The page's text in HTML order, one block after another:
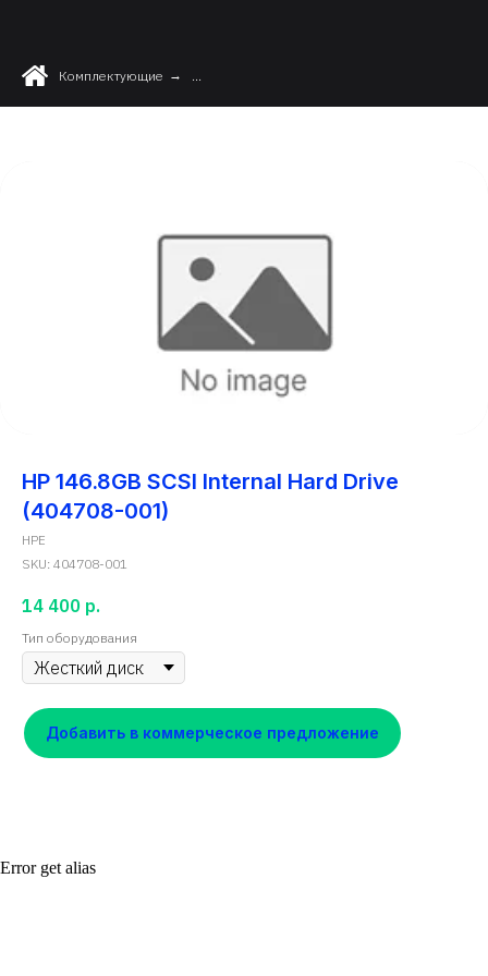
Комплектующие → ...
HP 146.8GB SCSI Internal Hard Drive
(404708-001)
HPE
SKU: 404708-001
14 400 р.
Тип оборудования
Добавить в коммерческое предложение
Error get alias